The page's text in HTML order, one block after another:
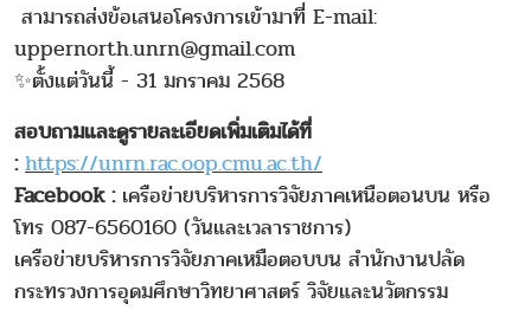
สามารถส่งข้อเสนอโครงการเข้ามาที่ E-mail:
uppernorth.unrn@gmail.com
✨ตั้งแต่วันนี้ - 31 มกราคม 2568
สอบถามและดูรายละเอียดเพิ่มเติมได้ที่
:https://unrn.rac.oop.cmu.ac.th/
Facebook :เครือข่ายบริหารการวิจัยภาคเหนือตอนบน หรือ
โทร 087-6560160 (วันและเวลาราชการ)
เครือข่ายบริหารการวิจัยภาคเหมือตอบบน สำนักงานปลัด
กระทรวงการอุดมศึกษาวิทยาศาสตร์ วิจัยและนวัตกรรม